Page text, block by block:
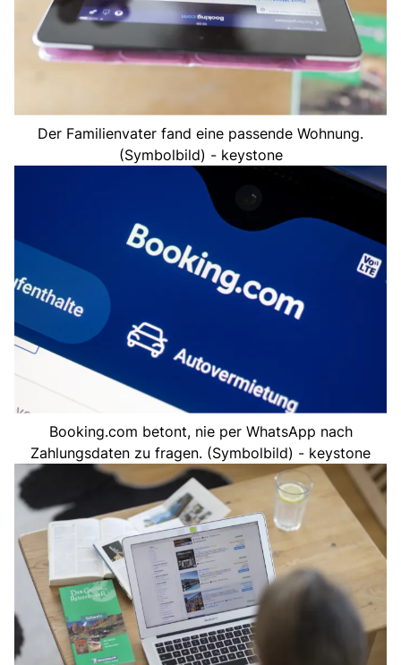
Der Familienvater fand eine passende Wohnung.
(Symbolbild) - keystone
Booking.com betont, nie per WhatsApp nach
Zahlungsdaten zu fragen. (Symbolbild) - keystone